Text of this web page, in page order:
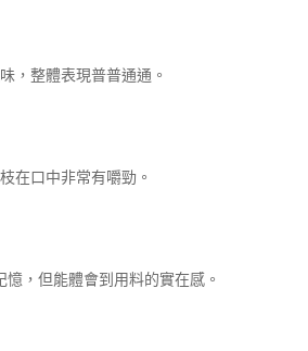
，整體表現普普通通。
在口中非常有嚼勁。
，但能體會到用料的實在感。